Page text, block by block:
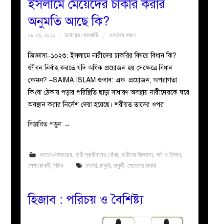
ইসলামে মেয়েদের চাকরি করার
অনুমতি আছে কি?
১৮ মে, ২০২১ উমায়ের কোব্বাদী মন্তব্য করুন
জিজ্ঞাসা–১০২৩: ইসলামে নারীদের চাকরির বিষয়ে বিধান কি?
জীবন নির্বাহ করতে যদি অধিক প্রয়োজন হয় সেক্ষেত্রে বিধান
কেমন? –SAIMA ISLAM জবাব: এক. প্রয়োজন, অপরাগতা
কিংবা ঠেকায় পড়ার পরিস্থিতি ছাড়া সাধারণ অবস্থায় নারীদেরকে ঘরে
অবস্থান করার নির্দেশ দেয়া হয়েছে। শরীয়ত তাদের ওপর
বিস্তারিত পড়ুন →
জায়েয/নাজায়েয, নারী স্বাধীনতার ধোঁকা, নারীদের জিজ্ঞাসা, পর্দা ও হিজাব,
পেশা/চাকরী,বিবিধ চাকরি, চাকুরি, চাকুরী, মেয়েদের চাকরি
হিজাব : পরিচয় ও বৈশিষ্ট্য